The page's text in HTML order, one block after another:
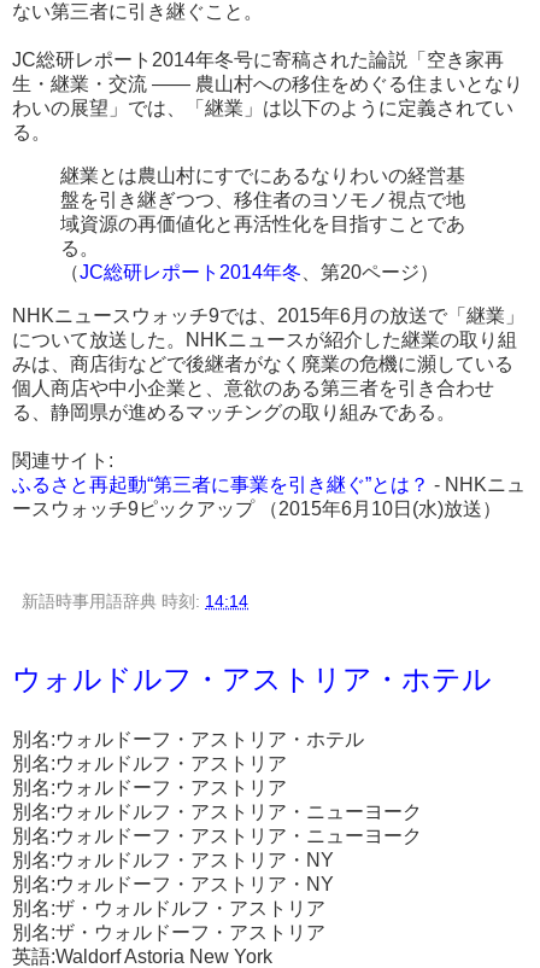
ない第三者に引き継ぐこと。
JC総研レポート2014年冬号に寄稿された論説「空き家再
生・継業・交流 ―― 農山村への移住をめぐる住まいとなり
わいの展望」では、「継業」は以下のように定義されてい
る。
継業とは農山村にすでにあるなりわいの経営基
盤を引き継ぎつつ、移住者のヨソモノ視点で地
域資源の再価値化と再活性化を目指すことであ
る。
（JC総研レポート2014年冬 、第20ページ）
NHKニュースウォッチ9では、2015年6月の放送で「継業」
について放送した。NHKニュースが紹介した継業の取り組
みは、商店街などで後継者がなく廃業の危機に瀕している
個人商店や中小企業と、意欲のある第三者を引き合わせ
る、静岡県が進めるマッチングの取り組みである。
関連サイト:
ふるさと再起動“第三者に事業を引き継ぐ”とは？ - NHKニュ
ースウォッチ9ピックアップ （2015年6月10日(水)放送）
新語時事用語辞典 時刻: 14:14
ウォルドルフ・アストリア・ホテル
別名:ウォルドーフ・アストリア・ホテル
別名:ウォルドルフ・アストリア
別名:ウォルドーフ・アストリア
別名:ウォルドルフ・アストリア・ニューヨーク
別名:ウォルドーフ・アストリア・ニューヨーク
別名:ウォルドルフ・アストリア・NY
別名:ウォルドーフ・アストリア・NY
別名:ザ・ウォルドルフ・アストリア
別名:ザ・ウォルドーフ・アストリア
英語:Waldorf Astoria New York